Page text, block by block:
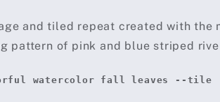
watercolor fall leaves --tile